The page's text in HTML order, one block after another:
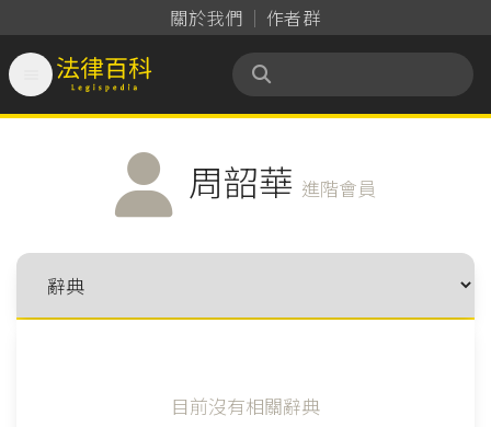
關於我們 作者群
法律百科 Legispedia
周韶華 進階會員
目前沒有相關辭典